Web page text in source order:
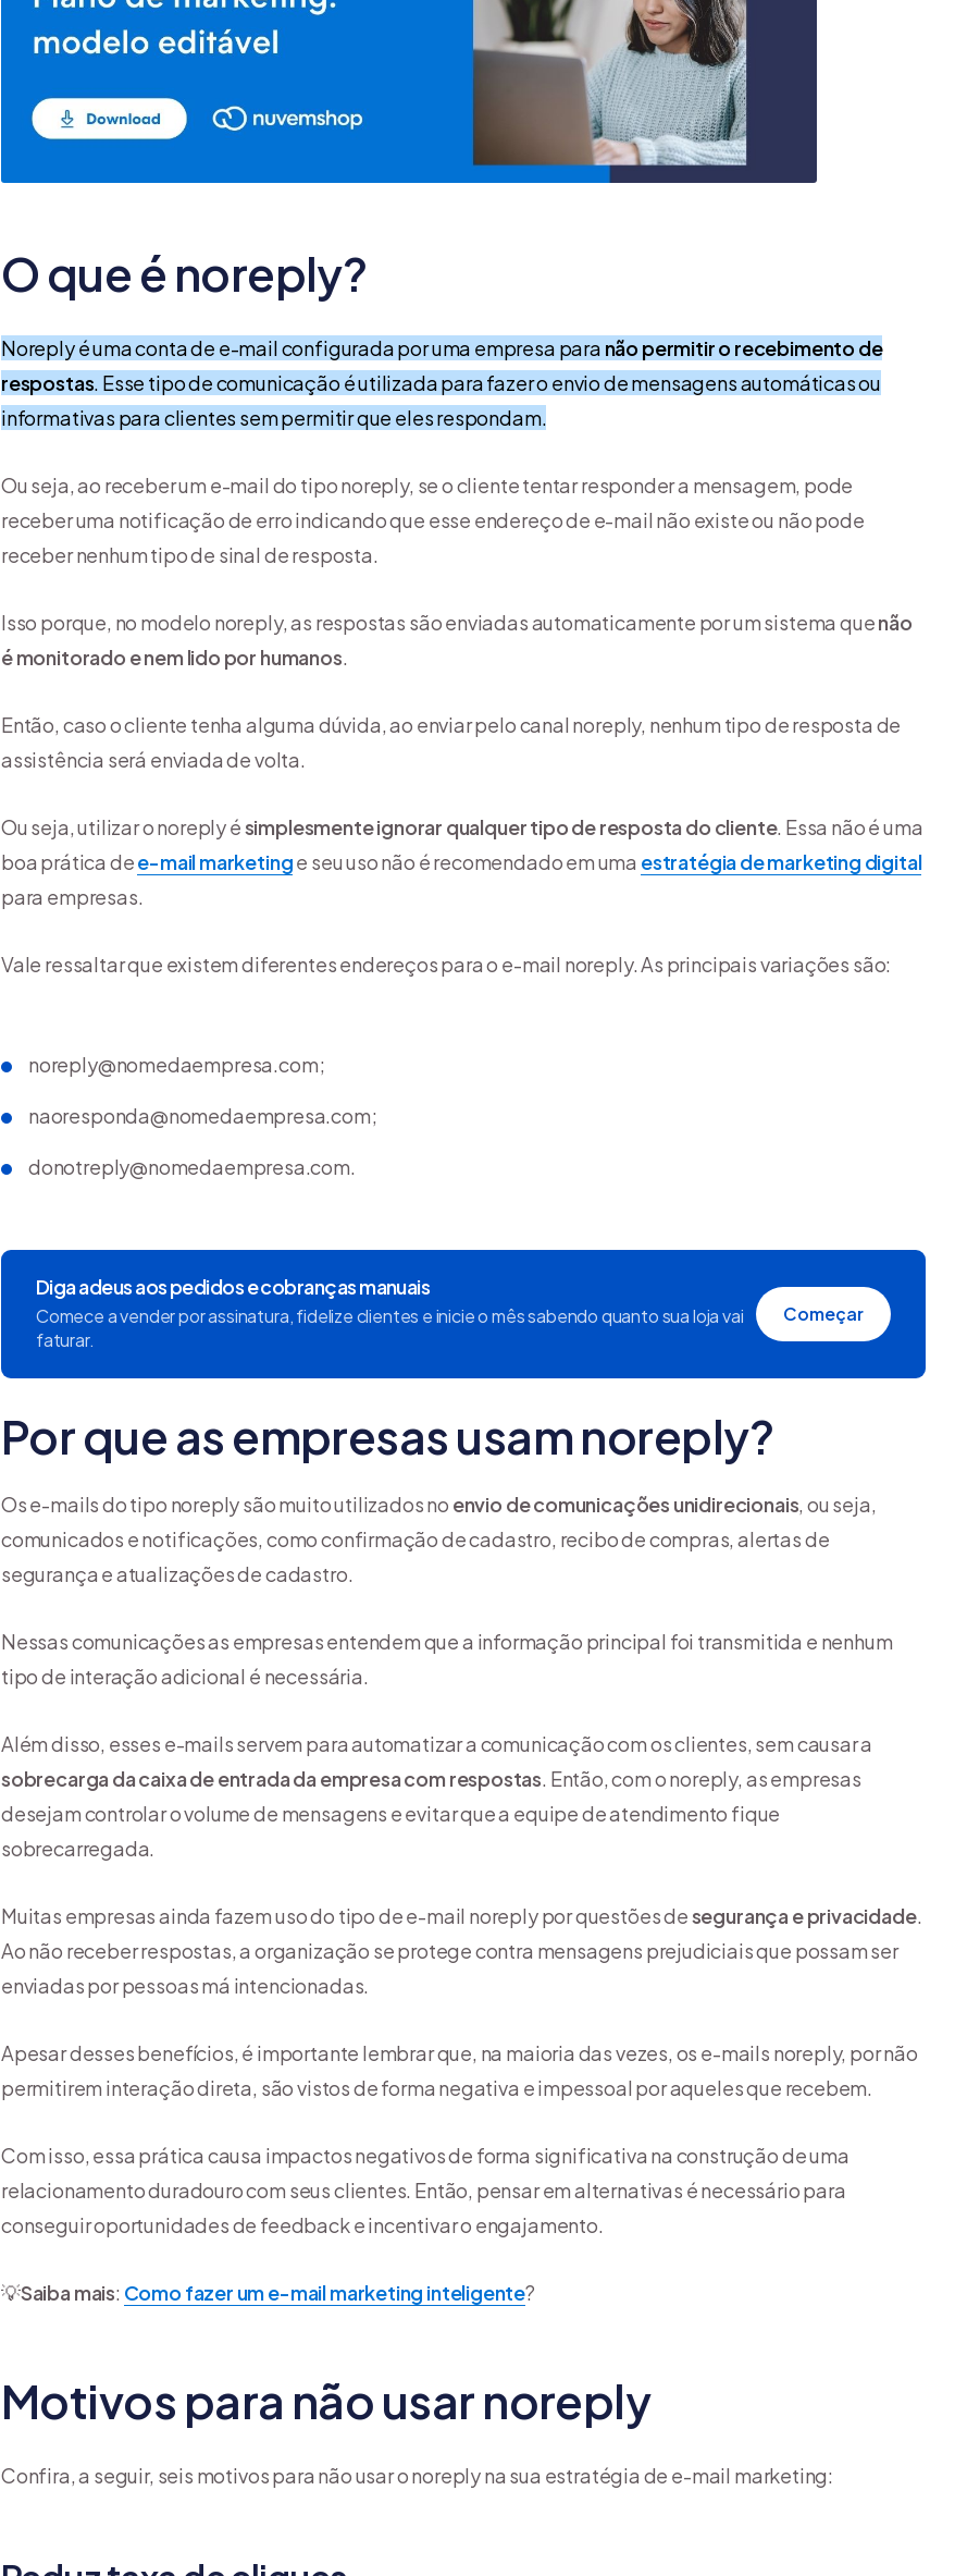
O que é noreply?
Noreply é uma conta de e-mail configurada por uma empresa para não permitir o recebimento de
respostas. Esse tipo de comunicação é utilizada para fazer o envio de mensagens automáticas ou
informativas para clientes sem permitir que eles respondam.
Ou seja, ao receber um e-mail do tipo noreply, se o cliente tentar responder a mensagem, pode
receber uma notificação de erro indicando que esse endereço de e-mail não existe ou não pode
receber nenhum tipo de sinal de resposta.
Isso porque, no modelo noreply, as respostas são enviadas automaticamente por um sistema quenão
é monitorado e nem lido por humanos.
Então, caso o cliente tenha alguma dúvida, ao enviar pelo canal noreply, nenhum tipo de resposta de
assistência será enviada de volta.
Ou seja, utilizar o noreply ésimplesmente ignorar qualquer tipo de resposta do cliente. Essa não é uma
boa prática dee-mail marketinge seu uso não é recomendado em uma estratégia de marketing digital
para empresas.
Vale ressaltar que existem diferentes endereços para o e-mail noreply. As principais variações são:
noreply@nomedaempresa.com;
naoresponda@nomedaempresa.com;
donotreply@nomedaempresa.com.
Diga adeus aos pedidos e cobranças manuais
Comece a vender por assinatura, fidelize clientes e inicie o mês sabendo quanto sua loja vai
faturar.
Começar
Por que as empresas usam noreply?
Os e-mails do tipo noreply são muito utilizados no envio de comunicações unidirecionais, ou seja,
comunicados e notificações, como confirmação de cadastro, recibo de compras, alertas de
segurança e atualizações de cadastro.
Nessas comunicações as empresas entendem que a informação principal foi transmitida e nenhum
tipo de interação adicional é necessária.
Além disso, esses e-mails servem para automatizar a comunicação com os clientes, sem causar a
sobrecarga da caixa de entrada da empresa com respostas. Então, com o noreply, as empresas
desejam controlar o volume de mensagens e evitar que a equipe de atendimento fique
sobrecarregada.
Muitas empresas ainda fazem uso do tipo de e-mail noreply por questões desegurança e privacidade.
Ao não receber respostas, a organização se protege contra mensagens prejudiciais que possam ser
enviadas por pessoas má intencionadas.
Apesar desses benefícios, é importante lembrar que, na maioria das vezes, os e-mails noreply, por não
permitirem interação direta, são vistos de forma negativa e impessoal por aqueles que recebem.
Com isso, essa prática causa impactos negativos de forma significativa na construção de uma
relacionamento duradouro com seus clientes. Então, pensar em alternativas é necessário para
conseguir oportunidades de feedback e incentivar o engajamento.
💡Saiba mais: Como fazer um e-mail marketing inteligente?
Motivos para não usar noreply
Confira, a seguir, seis motivos para não usar o noreply na sua estratégia de e-mail marketing: